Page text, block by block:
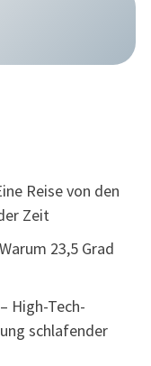
Reise von den
Zeit
23,5 Grad
High-Tech-
schlafender